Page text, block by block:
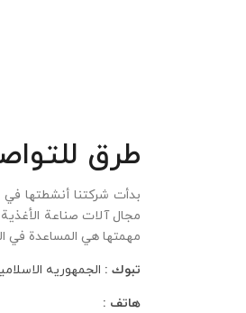
طرق
مجال آلات صناعة
مهمتها هي المساعدة في
تبوك : الجمهوریه
هاتف :